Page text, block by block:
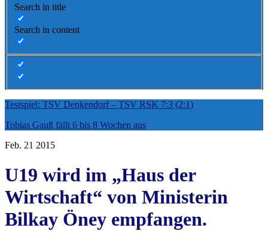
Search in title
Search in content
Testspiel: TSV Denkendorf – TSV RSK 7:3 (2:1)
Tobias Gauß fällt 6 bis 8 Wochen aus
Feb. 21 2015
U19 wird im „Haus der
Wirtschaft“ von Ministerin
Bilkay Öney empfangen.